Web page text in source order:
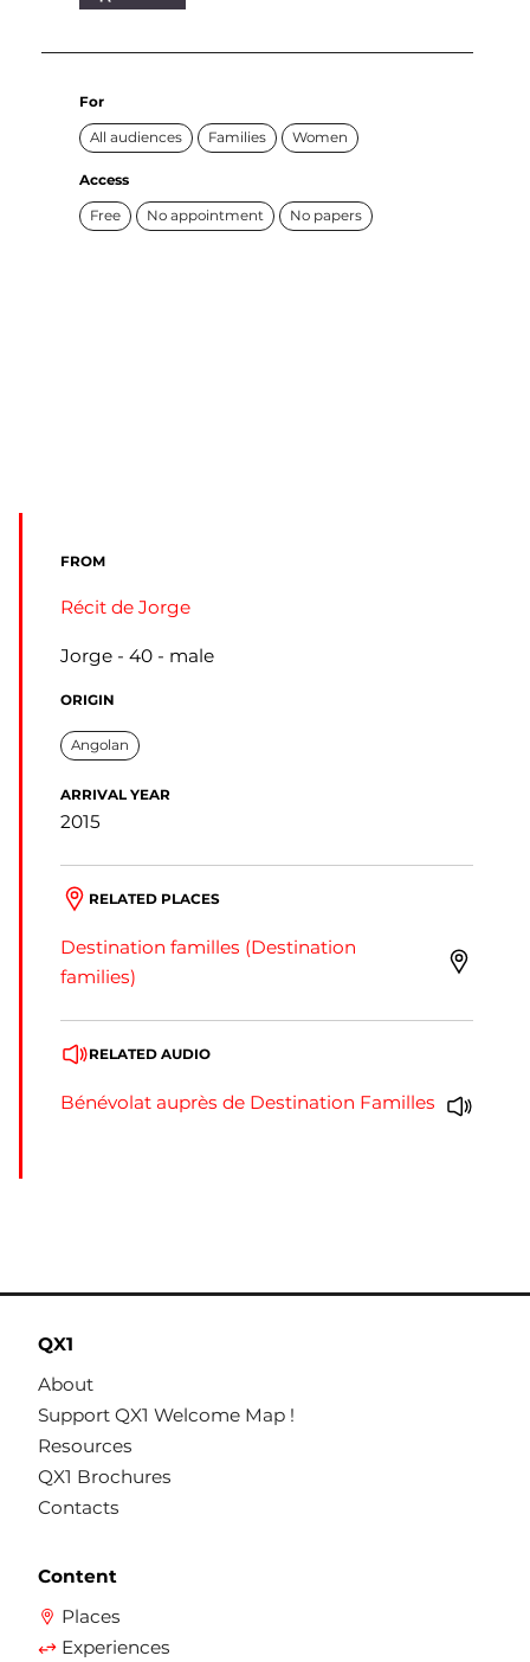
For
All audiences Families Women
Access
Free No appointment No papers
FROM
Récit de Jorge
Jorge 40 male
ORIGIN
Angolan
ARRIVAL YEAR
2015
RELATED PLACES
Destination familles (Destination
families)
RELATED AUDIO
Bénévolat auprès de Destination Familles
QX1
About
Support QX1 Welcome Map !
Resources
QX1 Brochures
Contacts
Content
Places
Experiences